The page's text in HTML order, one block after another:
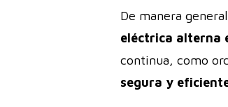
De manera
eléctrica alterna
continua, como
segura y